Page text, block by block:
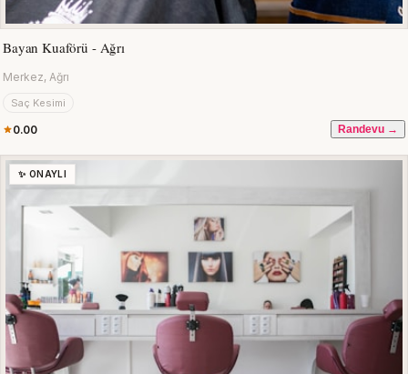
Bayan Kuaförü - Ağrı
Merkez, Ağrı
Saç Kesimi
0.00 Randevu →
✨ ONAYLI